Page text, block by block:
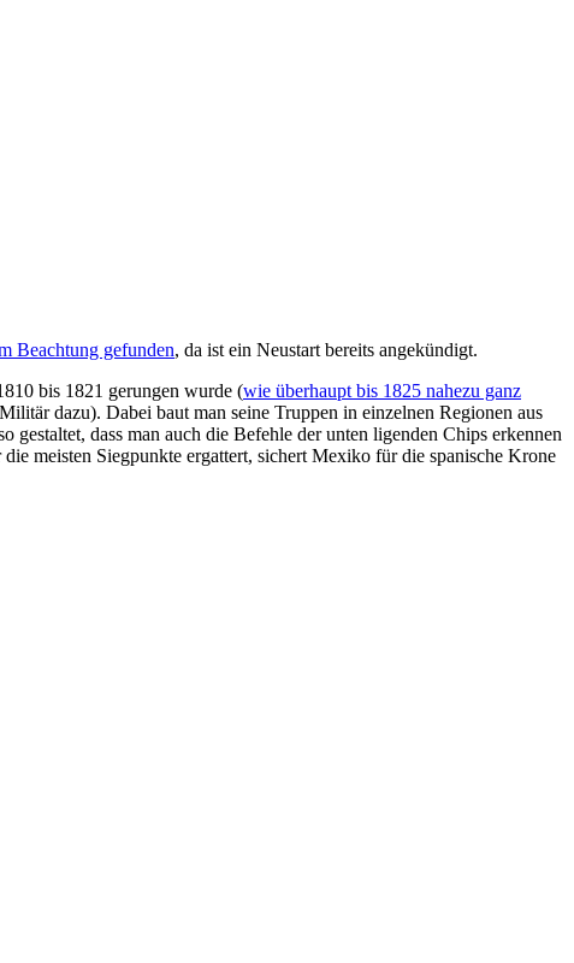
Beachtung gefunden, da ist ein Neustart bereits angekündigt.
bis 1821 gerungen wurde (wie überhaupt bis 1825 nahezu ganz
dazu). Dabei baut man seine Truppen in einzelnen Regionen aus
dass man auch die Befehle der unten ligenden Chips erkennen
meisten Siegpunkte ergattert, sichert Mexiko für die spanische Krone